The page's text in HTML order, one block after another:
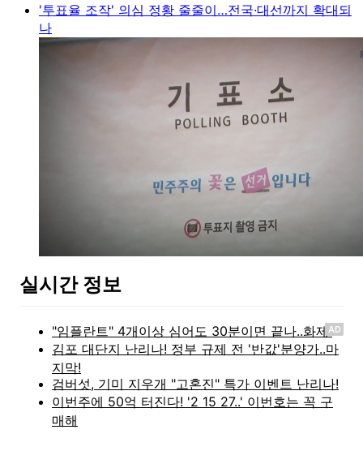
'투표율 조작' 의심 정황 줄줄이…전국·대선까지 확대되
나
실시간 정보
AD